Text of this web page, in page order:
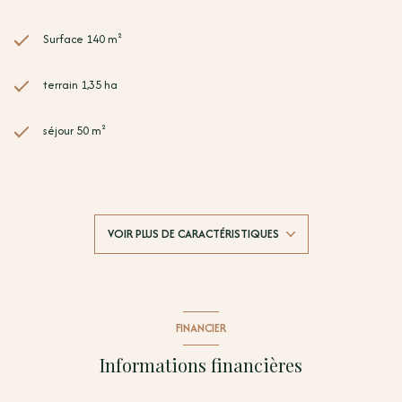
Surface 140 m²
terrain 1,35 ha
séjour 50 m²
cuisine américaine (équipée)
1 garage(s)
VOIR PLUS DE CARACTÉRISTIQUES
FINANCIER
Informations financières